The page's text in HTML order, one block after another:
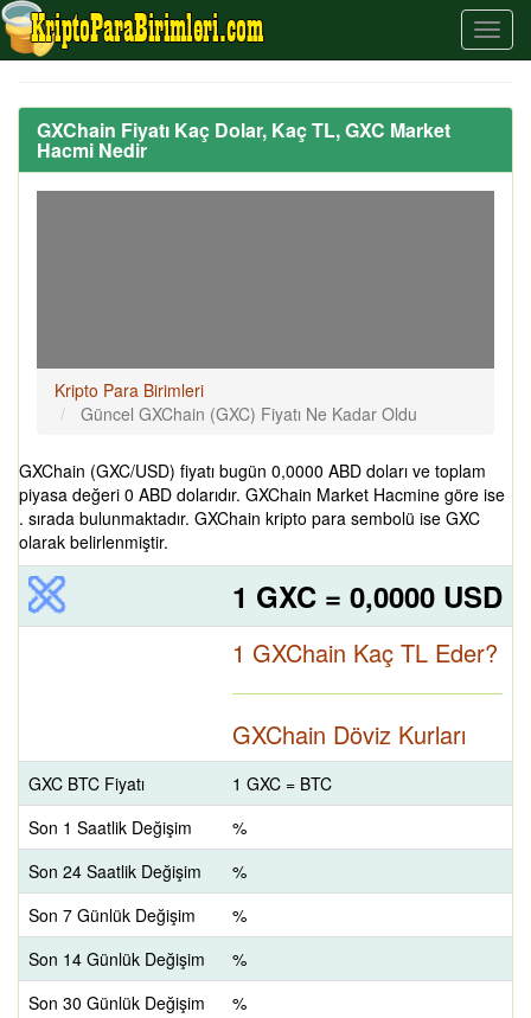
GXChain Fiyatı Kaç Dolar, Kaç TL, GXC Market
Hacmi Nedir
Kripto Para Birimleri
Güncel GXChain (GXC) Fiyatı Ne Kadar Oldu
GXChain (GXC/USD) fiyatı bugün 0,0000 ABD doları ve toplam
piyasa değeri 0 ABD dolarıdır. GXChain Market Hacmine göre ise
. sırada bulunmaktadır. GXChain kripto para sembolü ise GXC
olarak belirlenmiştir.
1 GXC = 0,0000 USD
1 GXChain Kaç TL Eder?
GXChain Döviz Kurları
GXC BTC Fiyatı
1 GXC = BTC
Son 1 Saatlik Değişim
%
Son 24 Saatlik Değişim
%
Son 7 Günlük Değişim
%
Son 14 Günlük Değişim
%
Son 30 Günlük Değişim
%